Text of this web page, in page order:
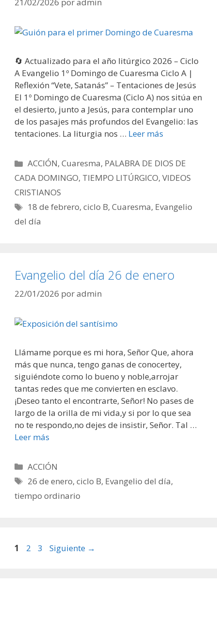
21/02/2026 poradmin
🔄 Actualizado para el año litúrgico 2026 – Ciclo
A Evangelio 1º Domingo de Cuaresma Ciclo A |
Reflexión “Vete, Satanás” – Tentaciones de Jesús
El 1º Domingo de Cuaresma (Ciclo A) nos sitúa en
el desierto, junto a Jesús, para contemplar uno
de los pasajes más profundos del Evangelio: las
tentaciones. La liturgia nos … Leer más
Categorías
ACCIÓN,Cuaresma, PALABRA DE DIOS DE
CADA DOMINGO, TIEMPO LITÚRGICO, VIDEOS
CRISTIANOS
Etiquetas
18 de febrero,ciclo B,Cuaresma, Evangelio
del día
Evangelio del día 26 de enero
22/01/2026 poradmin
Llámame porque es mi hora, Señor Que, ahora
más que nunca, tengo ganas de conocertey,
siguiéndote como lo bueno y noble,arrojar
tantas redes que me convierten en esclavo.
¡Deseo tanto el encontrarte, Señor! No pases de
largo de la orilla de mi vida,y si por lo que sea
no te respondo,no dejes de insistir, Señor. Tal …
Leer más
Categorías
ACCIÓN
Etiquetas
26 de enero,ciclo B, Evangelio del día,
tiempo ordinario
Página
1 Página
2 Página
3 Siguiente →